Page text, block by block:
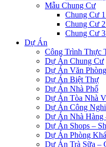
Mẫu Chung Cư
Chung Cư
Chung Cư
Chung Cư
Dự Án
Công Trình Thực
Dự Án Chung Cư
Dự Án Văn Phòng
Dự Án Biệt Thự
Dự Án Nhà Phố
Dự Án Tòa Nhà
Dự Án Công
Dự Án Nhà Hàng
Dự Án Shops –
Dự Án Phòng
Dự Án Trà Sữa –